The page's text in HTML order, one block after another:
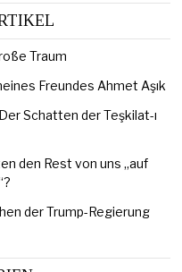
Traum
Freundes Ahmet Aşık
Schatten der Teşkilat-ı
den Rest von uns „auf
der Trump-Regierung